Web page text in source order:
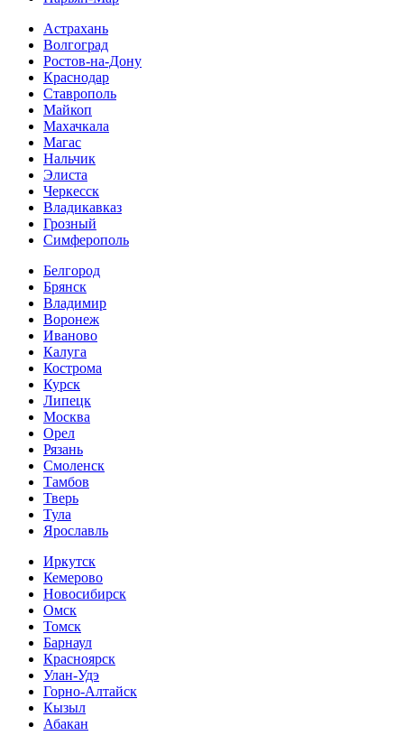
Астрахань
Волгоград
Ростов-на-Дону
Краснодар
Ставрополь
Майкоп
Махачкала
Магас
Нальчик
Элиста
Черкесск
Владикавказ
Грозный
Симферополь
Белгород
Брянск
Владимир
Воронеж
Иваново
Калуга
Кострома
Курск
Липецк
Москва
Орел
Рязань
Смоленск
Тамбов
Тверь
Тула
Ярославль
Иркутск
Кемерово
Новосибирск
Омск
Томск
Барнаул
Красноярск
Улан-Удэ
Горно-Алтайск
Кызыл
Абакан